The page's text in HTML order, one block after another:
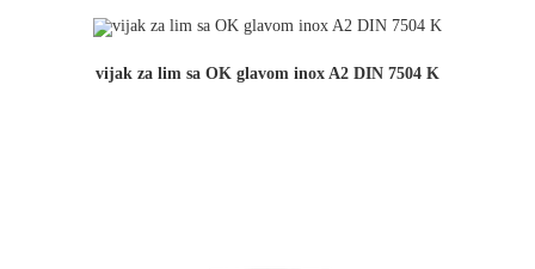
vijak za lim sa OK glavom inox A2 DIN 7504 K